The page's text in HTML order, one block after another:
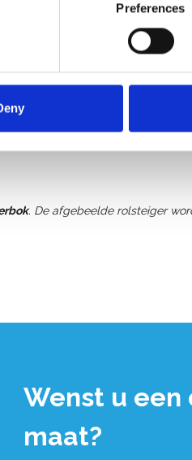
Preferences
. De afgebeelde rolsteiger
Wenst u een
maat?